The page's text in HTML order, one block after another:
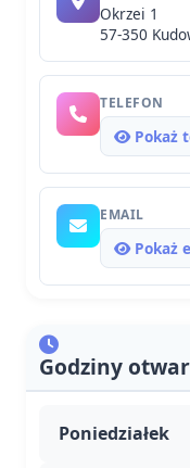
Okrzei 1
57-350
TELEFON
Pokaż
EMAIL
Pokaż
Godziny
Poniedziałek